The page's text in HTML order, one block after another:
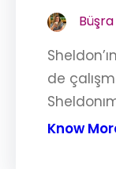
Büşra
de
Know